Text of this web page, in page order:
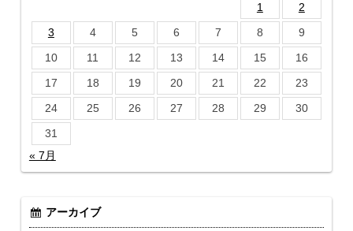
1
2
3
4 5 6 7 8
9
10
11 12 13 14 15
16
17
18 19 20 21 22
23
24
25 26 27 28 29
30
31
« 7月
アーカイブ